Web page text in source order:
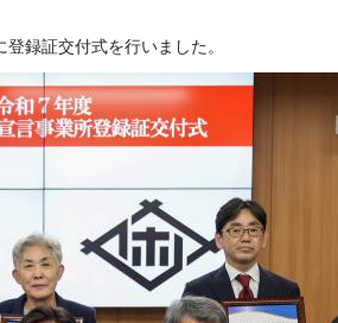
録証交付式を行いました。